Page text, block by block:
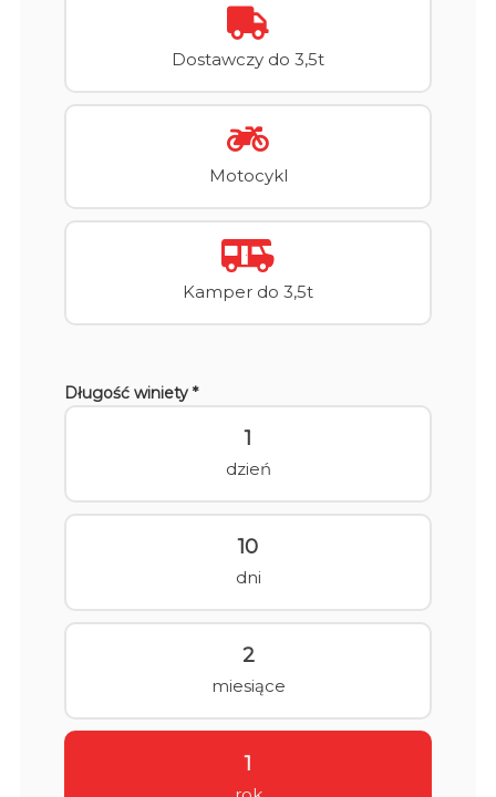
Dostawczy do 3,5t
Motocykl
Kamper do 3,5t
Długość winiety *
1
dzień
10
dni
2
miesiące
1